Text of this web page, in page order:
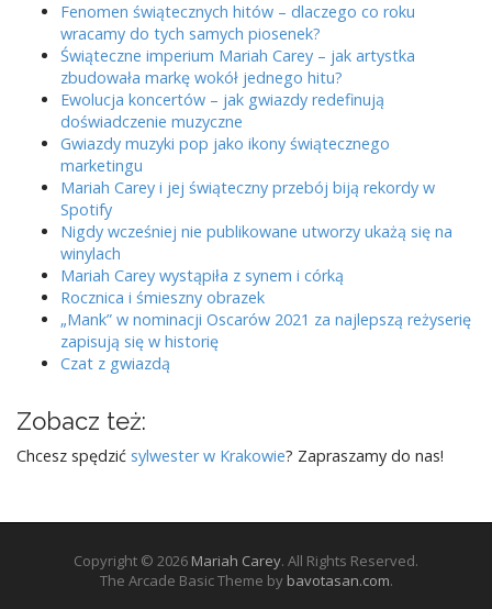
Fenomen świątecznych hitów – dlaczego co roku
wracamy do tych samych piosenek?
Świąteczne imperium Mariah Carey – jak artystka
zbudowała markę wokół jednego hitu?
Ewolucja koncertów – jak gwiazdy redefinują
doświadczenie muzyczne
Gwiazdy muzyki pop jako ikony świątecznego
marketingu
Mariah Carey i jej świąteczny przebój biją rekordy w
Spotify
Nigdy wcześniej nie publikowane utworzy ukażą się na
winylach
Mariah Carey wystąpiła z synem i córką
Rocznica i śmieszny obrazek
„Mank” w nominacji Oscarów 2021 za najlepszą reżyserię
zapisują się w historię
Czat z gwiazdą
Zobacz też:
Chcesz spędzić sylwester w Krakowie? Zapraszamy do nas!
Copyright © 2026 Mariah Carey. All Rights Reserved.
The Arcade Basic Theme by bavotasan.com.